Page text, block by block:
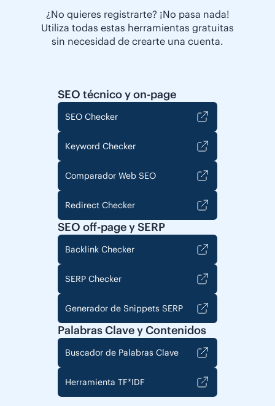
¿No quieres registrarte? ¡No pasa nada!
Utiliza todas estas herramientas gratuitas
sin necesidad de crearte una cuenta.
SEO técnico y on-page
SEO Checker
Keyword Checker
Comparador Web SEO
Redirect Checker
SEO off-page y SERP
Backlink Checker
SERP Checker
Generador de Snippets SERP
Palabras Clave y Contenidos
Buscador de Palabras Clave
Herramienta TF*IDF